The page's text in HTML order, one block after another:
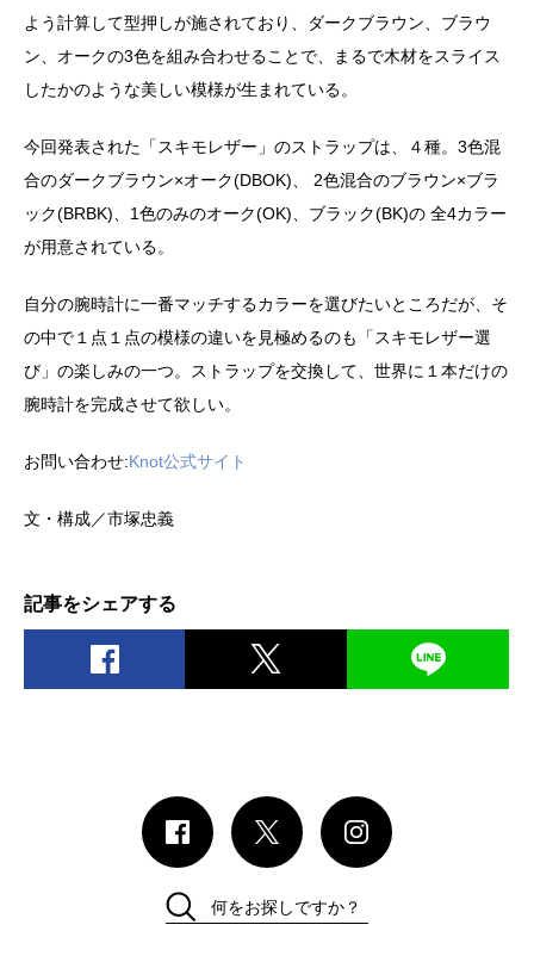
よう計算して型押しが施されており、ダークブラウン、ブラウ
ン、オークの3色を組み合わせることで、まるで木材をスライス
したかのような美しい模様が生まれている。
今回発表された「スキモレザー」のストラップは、４種。3色混
合のダークブラウン×オーク(DBOK)、 2色混合のブラウン×ブラ
ック(BRBK)、1色のみのオーク(OK)、ブラック(BK)の 全4カラー
が用意されている。
自分の腕時計に一番マッチするカラーを選びたいところだが、そ
の中で１点１点の模様の違いを見極めるのも「スキモレザー選
び」の楽しみの一つ。ストラップを交換して、世界に１本だけの
腕時計を完成させて欲しい。
お問い合わせ:Knot公式サイト
文・構成／市塚忠義
記事をシェアする
何をお探しですか？